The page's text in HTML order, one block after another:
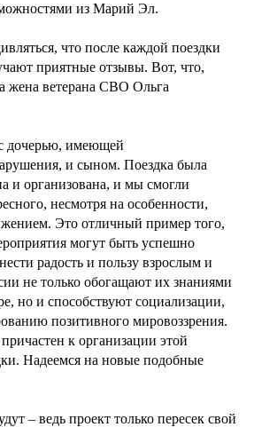
из Марий Эл.
что после каждой поездки
приятные отзывы. Вот, что,
жена ветерана СВО Ольга
дочерью, имеющей
и сыном. Поездка была
и организована, и мы смогли
несмотря на особенности,
Это отличный пример того,
могут быть успешно
радость и пользу взрослым и
не только обогащают их знаниями
но и способствуют социализации,
позитивного мировоззрения.
к организации этой
Надеемся на новые подобные
– ведь проект только пересек свой